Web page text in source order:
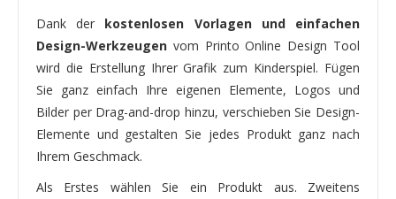
Dank der kostenlosen Vorlagen und einfachen
Design-Werkzeugen vom Printo Online Design Tool
wird die Erstellung Ihrer Grafik zum Kinderspiel. Fügen
Sie ganz einfach Ihre eigenen Elemente, Logos und
Bilder per Drag-and-drop hinzu, verschieben Sie Design-
Elemente und gestalten Sie jedes Produkt ganz nach
Ihrem Geschmack.
Als Erstes wählen Sie ein Produkt aus. Zweitens